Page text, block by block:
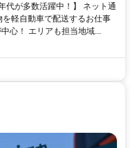
代が多数活躍中！】 ネット通
軽自動車で配送するお仕事
心！ エリアも担当地域...